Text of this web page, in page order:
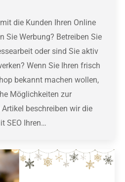
die Kunden Ihren Online
Sie Werbung? Betreiben Sie
oder sind Sie aktiv
Wenn Sie Ihren frisch
bekannt machen wollen,
Möglichkeiten zur
beschreiben wir die
SEO Ihren…